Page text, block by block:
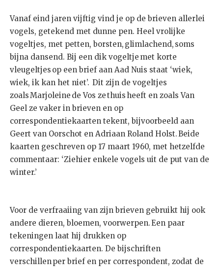
Vanaf eind jaren vijftig vind je op de brieven allerlei
vogels, getekend met dunne pen. Heel vrolijke
vogeltjes, met petten, borsten, glimlachend, soms
bijna dansend. Bij een dik vogeltje met korte
vleugeltjes op een brief aan Aad Nuis staat ‘wiek,
wiek, ik kan het niet’. Dit zijn de vogeltjes
zoals Marjoleine de Vos ze thuis heeft en zoals Van
Geel ze vaker in brieven en op
correspondentiekaarten tekent, bijvoorbeeld aan
Geert van Oorschot en Adriaan Roland Holst. Beide
kaarten geschreven op 17 maart 1960, met hetzelfde
commentaar: ‘Ziehier enkele vogels uit de put van de
winter.’
Voor de verfraaiing van zijn brieven gebruikt hij ook
andere dieren, bloemen, voorwerpen. Een paar
tekeningen laat hij drukken op
correspondentiekaarten. De bijschriften
verschillen per brief en per correspondent, zodat de